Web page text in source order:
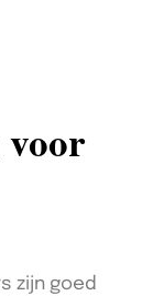
voor
zijn goed